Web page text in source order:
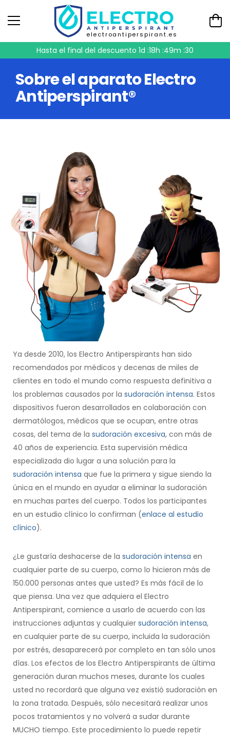
electroantiperspirant.es
Hasta el final del descuento 1d :18h :49m :29
Sobre el aparato Electro
Antiperspirant®
Ya desde 2010, los Electro Antiperspirants han sido
recomendados por médicos y decenas de miles de
clientes en todo el mundo como respuesta definitiva a
los problemas causados por la sudoración intensa. Estos
dispositivos fueron desarrollados en colaboración con
dermatólogos, médicos que se ocupan, entre otras
cosas, del tema de la sudoración excesiva, con más de
40 años de experiencia. Esta supervisión médica
especializada dio lugar a una solución para la
sudoración intensa que fue la primera y sigue siendo la
única en el mundo en ayudar a eliminar la sudoración
en muchas partes del cuerpo. Todos los participantes
en un estudio clínico lo confirman (enlace al estudio
clínico).
¿Le gustaría deshacerse de la sudoración intensa en
cualquier parte de su cuerpo, como lo hicieron más de
150.000 personas antes que usted? Es más fácil de lo
que piensa. Una vez que adquiera el Electro
Antiperspirant, comience a usarlo de acuerdo con las
instrucciones adjuntas y cualquier sudoración intensa,
en cualquier parte de su cuerpo, incluida la sudoración
por estrés, desaparecerá por completo en tan sólo unos
días. Los efectos de los Electro Antiperspirants de última
generación duran muchos meses, durante los cuales
usted no recordará que alguna vez existió sudoración en
la zona tratada. Después, sólo necesitará realizar unos
pocos tratamientos y no volverá a sudar durante
MUCHO tiempo. Este procedimiento lo puede repetir